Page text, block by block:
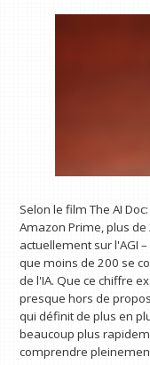
Selon le film The AI
Amazon Prime, plus
actuellement sur l'AGI
que moins de 200 se
de l'IA. Que ce chiffre
presque hors de
qui définit de plus en
beaucoup plus
comprendre